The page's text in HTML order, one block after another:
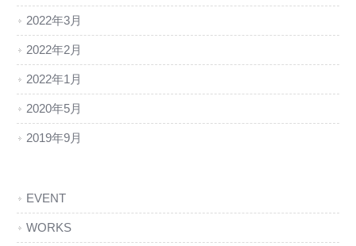
2022年3月
2022年2月
2022年1月
2020年5月
2019年9月
EVENT
WORKS